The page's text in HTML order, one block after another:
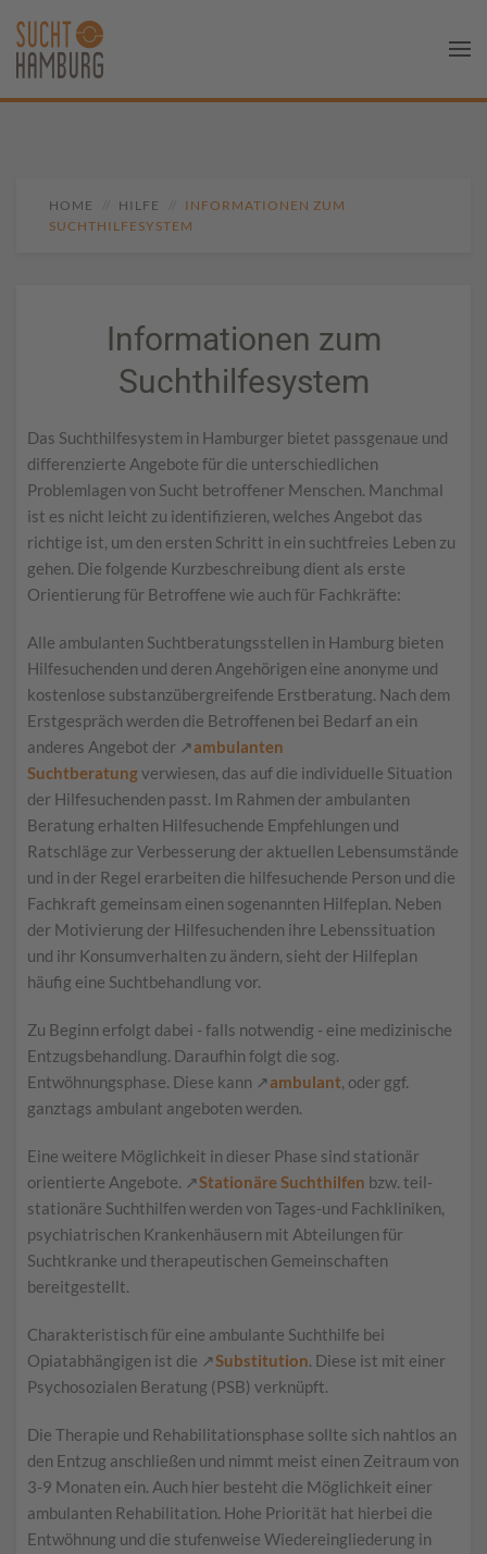
HOME HILFE
INFORMATIONEN ZUM
SUCHTHILFESYSTEM
Informationen zum
Suchthilfesystem
Das Suchthilfesystem in Hamburger bietet passgenaue und
differenzierte Angebote für die unterschiedlichen
Problemlagen von Sucht betroffener Menschen. Manchmal
ist es nicht leicht zu identifizieren, welches Angebot das
richtige ist, um den ersten Schritt in ein suchtfreies Leben zu
gehen. Die folgende Kurzbeschreibung dient als erste
Orientierung für Betroffene wie auch für Fachkräfte:
Alle ambulanten Suchtberatungsstellen in Hamburg bieten
Hilfesuchenden und deren Angehörigen eine anonyme und
kostenlose substanzübergreifende Erstberatung. Nach dem
Erstgespräch werden die Betroffenen bei Bedarf an ein
anderes Angebot der ↗ambulanten
Suchtberatungverwiesen, das auf die individuelle Situation
der Hilfesuchenden passt. Im Rahmen der ambulanten
Beratung erhalten Hilfesuchende Empfehlungen und
Ratschläge zur Verbesserung der aktuellen Lebensumstände
und in der Regel erarbeiten die hilfesuchende Person und die
Fachkraft gemeinsam einen sogenannten Hilfeplan. Neben
der Motivierung der Hilfesuchenden ihre Lebenssituation
und ihr Konsumverhalten zu ändern, sieht der Hilfeplan
häufig eine Suchtbehandlung vor.
Zu Beginn erfolgt dabei - falls notwendig - eine medizinische
Entzugsbehandlung. Daraufhin folgt die sog.
Entwöhnungsphase. Diese kann ↗ambulant, oder ggf.
ganztags ambulant angeboten werden.
Eine weitere Möglichkeit in dieser Phase sind stationär
orientierte Angebote. ↗Stationäre Suchthilfen bzw. teil-
stationäre Suchthilfen werden von Tages-und Fachkliniken,
psychiatrischen Krankenhäusern mit Abteilungen für
Suchtkranke und therapeutischen Gemeinschaften
bereitgestellt.
Charakteristisch für eine ambulante Suchthilfe bei
Opiatabhängigen ist die ↗Substitution. Diese ist mit einer
Psychosozialen Beratung (PSB) verknüpft.
Die Therapie und Rehabilitationsphase sollte sich nahtlos an
den Entzug anschließen und nimmt meist einen Zeitraum von
3-9 Monaten ein. Auch hier besteht die Möglichkeit einer
ambulanten Rehabilitation. Hohe Priorität hat hierbei die
Entwöhnung und die stufenweise Wiedereingliederung in